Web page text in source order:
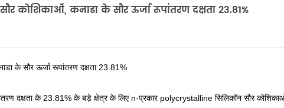
कोशिकाओं, कनाडा के सौर ऊर्जा रूपांतरण दक्षता 23.81%
के सौर ऊर्जा रूपांतरण दक्षता 23.81%
दक्षता के 23.81% के बड़े क्षेत्र के लिए n-प्रकार polycrystalline सिलिकॉन सौर